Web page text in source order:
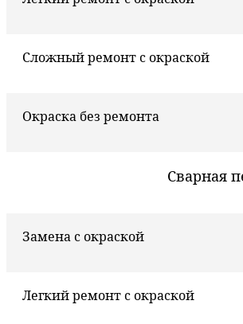
Сложный ремонт с окраской
Окраска без ремонта
Сварная
Замена с окраской
Легкий ремонт с окраской